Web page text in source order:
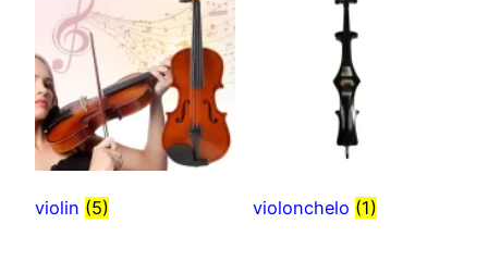
violin (5) violonchelo (1)